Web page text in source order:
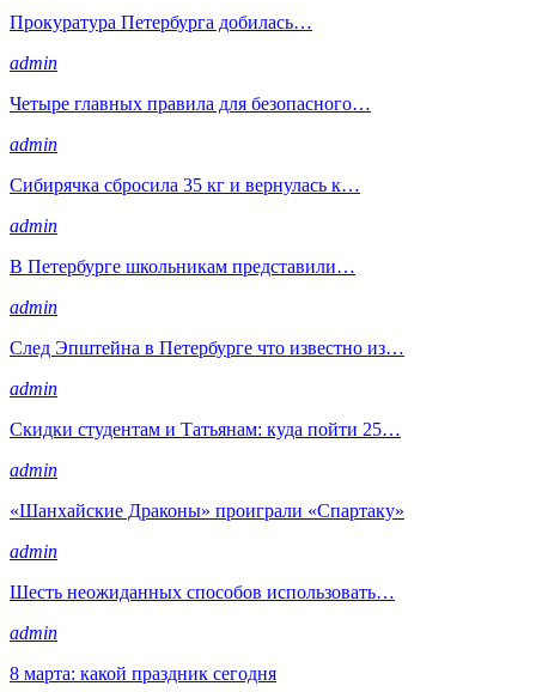
Прокуратура Петербурга добилась…
admin
Четыре главных правила для безопасного…
admin
Сибирячка сбросила 35 кг и вернулась к…
admin
В Петербурге школьникам представили…
admin
След Эпштейна в Петербурге что известно из…
admin
Скидки студентам и Татьянам: куда пойти 25…
admin
«Шанхайские Драконы» проиграли «Спартаку»
admin
Шесть неожиданных способов использовать…
admin
8 марта: какой праздник сегодня